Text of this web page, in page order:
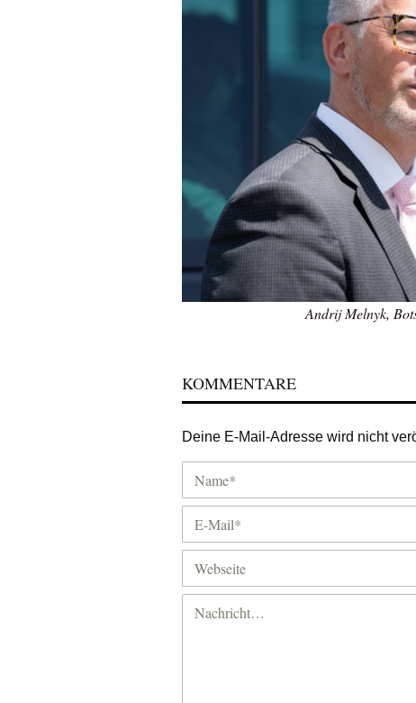
Andrij Melnyk,
KOMMENTARE
Deine E-Mail-Adresse wird nicht